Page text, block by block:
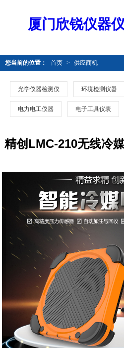
厦门欣锐仪器
您当前的位置： 首页 > 供应商机
光学仪器检测仪 环境检测仪器
电力电工仪器 电子工具仪表